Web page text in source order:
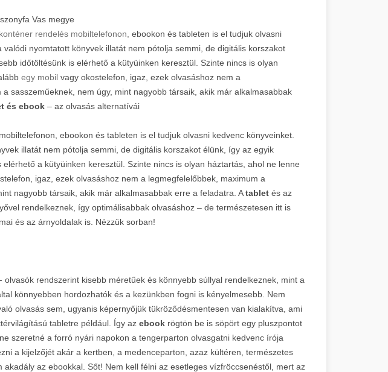
Vas megye
konténer rendelés mobiltelefonon, ebookon és tableten is el tudjuk olvasni
valódi nyomtatott könyvek illatát nem pótolja semmi, de digitális korszakot
időtöltésünk is elérhető a kütyüinken keresztül. Szinte nincs is olyan
egy mobil vagy okostelefon, igaz, ezek olvasáshoz nem a
sasszeműeknek, nem úgy, mint nagyobb társaik, akik már alkalmasabbak
és ebook – az olvasás alternatívái
ebookon és tableten is el tudjuk olvasni kedvenc könyveinket.
illatát nem pótolja semmi, de digitális korszakot élünk, így az egyik
a kütyüinken keresztül. Szinte nincs is olyan háztartás, ahol ne lenne
igaz, ezek olvasáshoz nem a legmegfelelőbbek, maximum a
nagyobb társaik, akik már alkalmasabbak erre a feladatra. Atablet és az
rendelkeznek, így optimálisabbak olvasáshoz – de természetesen itt is
és az árnyoldalak is. Nézzük sorban!
olvasók rendszerint kisebb méretűek és könnyebb súllyal rendelkeznek, mint a
könnyebben hordozhatók és a kezünkben fogni is kényelmesebb. Nem
olvasás sem, ugyanis képernyőjük tükröződésmentesen van kialakítva, ami
tabletre például. Így az ebook rögtön be is söpört egy pluszpontot
szeretné a forró nyári napokon a tengerparton olvasgatni kedvenc írója
a kijelzőjét akár a kertben, a medenceparton, azaz kültéren, természetes
akadály az ebookkal. Sőt! Nem kell félni az esetleges vízfröccsenéstől, mert az